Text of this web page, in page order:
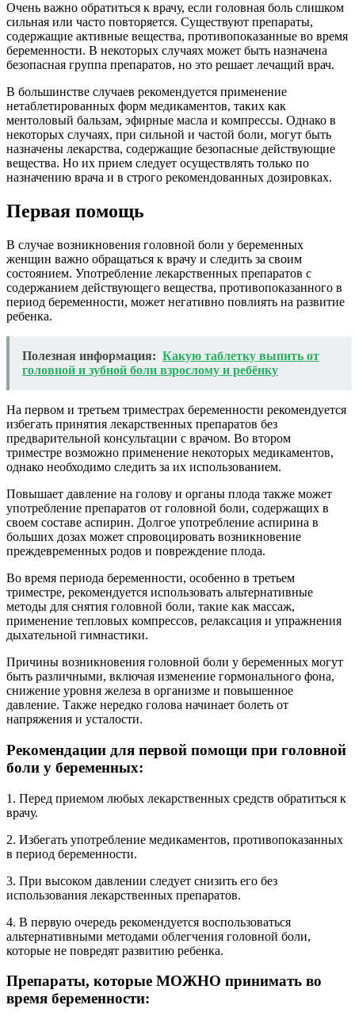
Очень важно обратиться к врачу, если головная боль слишком
сильная или часто повторяется. Существуют препараты,
содержащие активные вещества, противопоказанные во время
беременности. В некоторых случаях может быть назначена
безопасная группа препаратов, но это решает лечащий врач.
В большинстве случаев рекомендуется применение
нетаблетированных форм медикаментов, таких как
ментоловый бальзам, эфирные масла и компрессы. Однако в
некоторых случаях, при сильной и частой боли, могут быть
назначены лекарства, содержащие безопасные действующие
вещества. Но их прием следует осуществлять только по
назначению врача и в строго рекомендованных дозировках.
Первая помощь
В случае возникновения головной боли у беременных
женщин важно обращаться к врачу и следить за своим
состоянием. Употребление лекарственных препаратов с
содержанием действующего вещества, противопоказанного в
период беременности, может негативно повлиять на развитие
ребенка.
Полезная информация: Какую таблетку выпить от
головной и зубной боли взрослому и ребёнку
На первом и третьем триместрах беременности рекомендуется
избегать принятия лекарственных препаратов без
предварительной консультации с врачом. Во втором
триместре возможно применение некоторых медикаментов,
однако необходимо следить за их использованием.
Повышает давление на голову и органы плода также может
употребление препаратов от головной боли, содержащих в
своем составе аспирин. Долгое употребление аспирина в
больших дозах может спровоцировать возникновение
преждевременных родов и повреждение плода.
Во время периода беременности, особенно в третьем
триместре, рекомендуется использовать альтернативные
методы для снятия головной боли, такие как массаж,
применение тепловых компрессов, релаксация и упражнения
дыхательной гимнастики.
Причины возникновения головной боли у беременных могут
быть различными, включая изменение гормонального фона,
снижение уровня железа в организме и повышенное
давление. Также нередко голова начинает болеть от
напряжения и усталости.
Рекомендации для первой помощи при головной
боли у беременных:
1. Перед приемом любых лекарственных средств обратиться к
врачу.
2. Избегать употребление медикаментов, противопоказанных
в период беременности.
3. При высоком давлении следует снизить его без
использования лекарственных препаратов.
4. В первую очередь рекомендуется воспользоваться
альтернативными методами облегчения головной боли,
которые не повредят развитию ребенка.
Препараты, которые МОЖНО принимать во
время беременности: